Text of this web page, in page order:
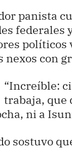
panista
federales
políticos
nexos con
“Increíble:
trabaja, que
ni a
sostuvo